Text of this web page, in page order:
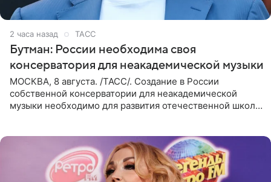
2 часа назад ТАСС
Бутман: России необходима своя
консерватория для неакадемической музыки
МОСКВА, 8 августа. /ТАСС/. Создание в России
собственной консерватории для неакадемической
музыки необходимо для развития отечественной школы